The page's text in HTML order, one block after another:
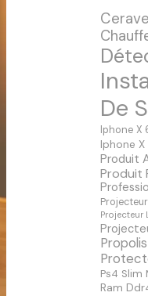
De
Iphone X
Iphone
Produit
Produit
Projecteur
Ps4 Slim
Ram